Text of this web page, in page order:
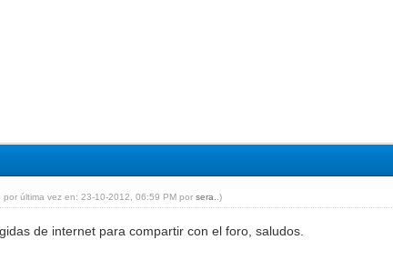
por última vez en: 23-10-2012, 06:59 PM porsera. .)
de internet para compartir con el foro, saludos.